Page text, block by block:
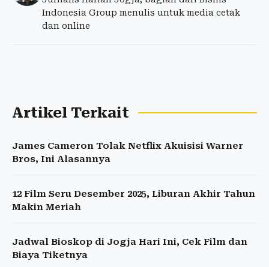
Indonesia Group menulis untuk media cetak
dan online
Artikel Terkait
James Cameron Tolak Netflix Akuisisi Warner
Bros, Ini Alasannya
12 Film Seru Desember 2025, Liburan Akhir Tahun
Makin Meriah
Jadwal Bioskop di Jogja Hari Ini, Cek Film dan
Biaya Tiketnya